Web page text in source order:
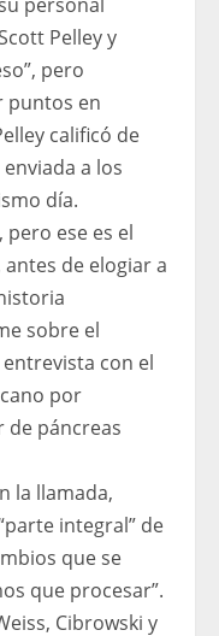
Pelley y
pero
puntos en
calificó de
a los
día.
ese es el
de elogiar a
sobre el
con el
por
de páncreas
la llamada,
integral” de
que se
que procesar”.
Cibrowski y